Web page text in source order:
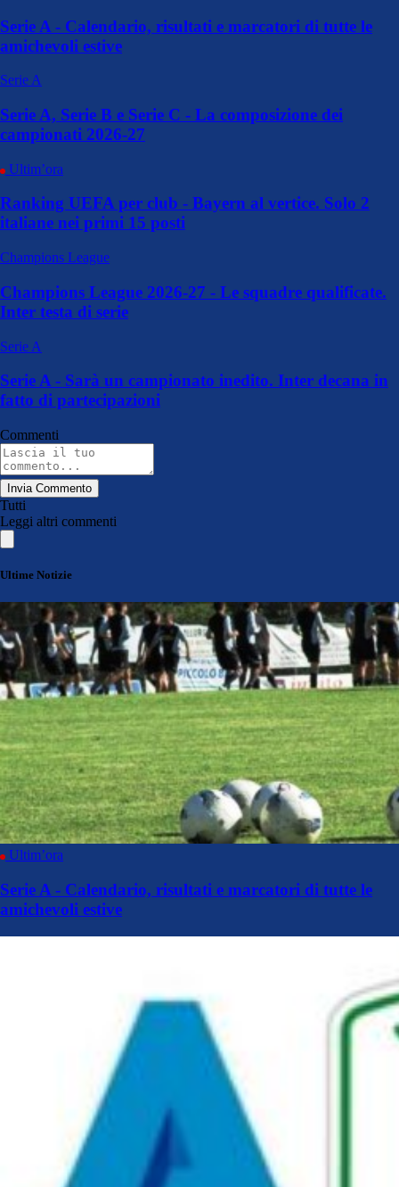
Serie A - Calendario, risultati e marcatori di tutte le
amichevoli estive
Serie A
Serie A, Serie B e Serie C - La composizione dei
campionati 2026-27
Ultim’ora
Ranking UEFA per club - Bayern al vertice. Solo 2
italiane nei primi 15 posti
Champions League
Champions League 2026-27 - Le squadre qualificate.
Inter testa di serie
Serie A
Serie A - Sarà un campionato inedito. Inter decana in
fatto di partecipazioni
Commenti
Invia Commento
Tutti
Leggi altri commenti
Ultime Notizie
Ultim’ora
Serie A - Calendario, risultati e marcatori di tutte le
amichevoli estive